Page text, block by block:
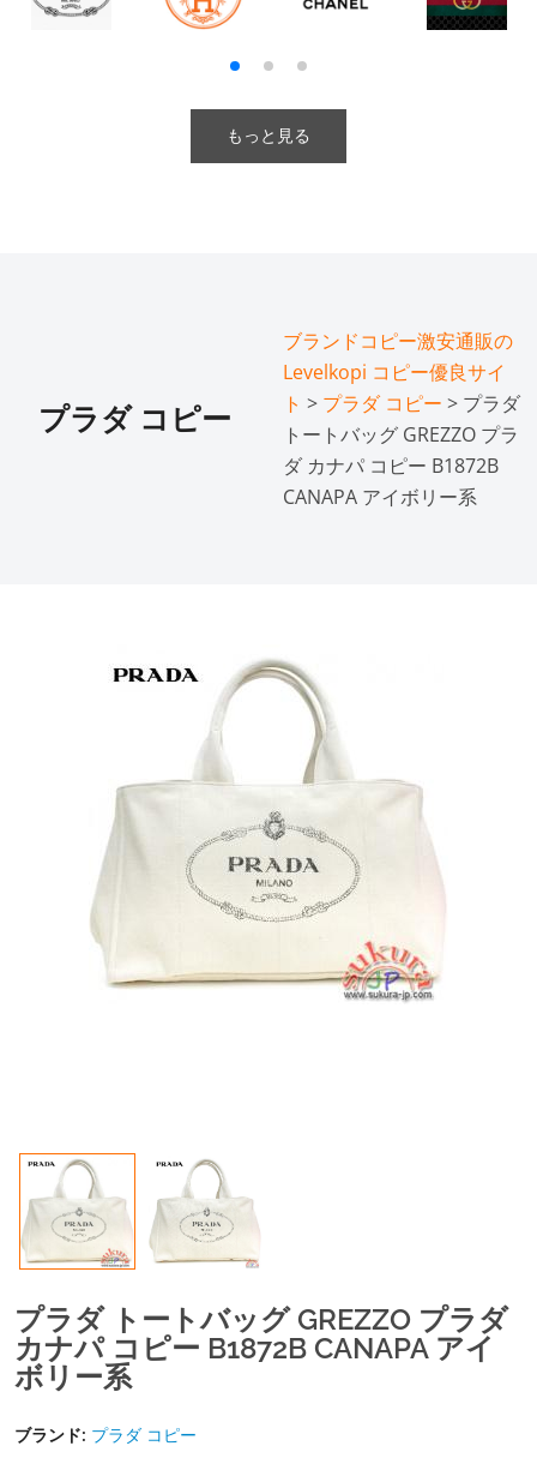
もっと見る
プラダ コピー
ブランドコピー激安通販の
Levelkopi コピー優良サイ
ト > プラダ コピー > プラダ
トートバッグ GREZZO プラ
ダ カナパ コピー B1872B
CANAPA アイボリー系
プラダ トートバッグ GREZZO プラダ
カナパ コピー B1872B CANAPA アイ
ボリー系
ブランド: プラダ コピー